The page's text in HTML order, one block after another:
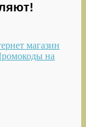
магазин
на